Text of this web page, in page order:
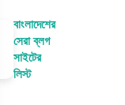
বাংলাদেশের
সেরা ব্লগ
সাইটের
লিস্ট